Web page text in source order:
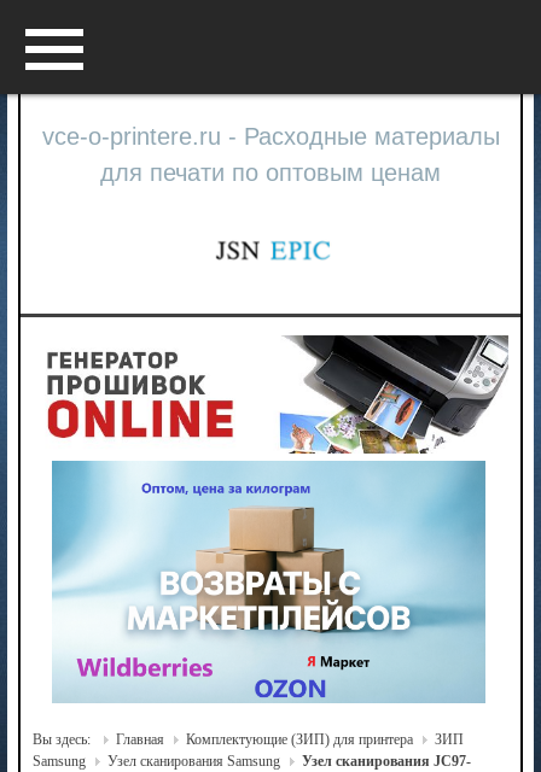
vce-o-printere.ru - Расходные материалы
для печати по оптовым ценам
Вы здесь: Главная Комплектующие (ЗИП) для принтера
ЗИП
Samsung
Узел сканирования Samsung
Узел сканирования JC97-